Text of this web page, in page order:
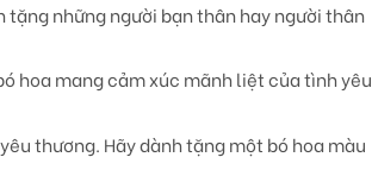
tặng những người bạn thân hay người thân
hoa mang cảm xúc mãnh liệt của tình yêu
thương. Hãy dành tặng một bó hoa màu